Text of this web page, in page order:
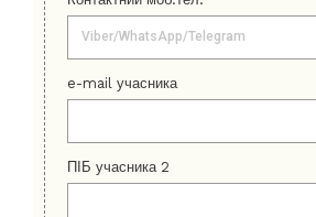
e-mail учасника
ПІБ учасника 2